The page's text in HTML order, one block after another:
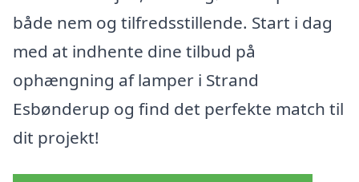
både nem og tilfredsstillende. Start i dag
med at indhente dine tilbud på
ophængning af lamper i Strand
Esbønderup og find det perfekte match til
dit projekt!